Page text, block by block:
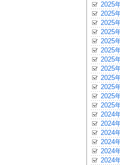
2025
2025
2025
2025
2025
2025
2025
2025
2025
2025
2025
2025
2024
2024
2024
2024
2024
2024